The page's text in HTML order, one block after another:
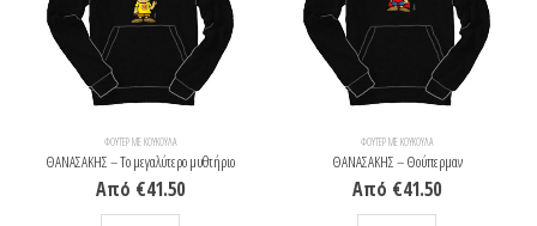
ΦΟΎΤΕΡ ΜΕ ΚΟΥΚΟΎΛΑ
ΘΑΝΑΣΑΚΗΣ – Το μεγαλύτερο μυθτήριο
Από €41.50
Αυτό το προϊόν έχει πολλαπλές παραλλαγές. Οι επιλογές μπορούν να επιλεγούν στη σελίδα του προϊόντος
ΦΟΎΤΕΡ ΜΕ ΚΟΥΚΟΎΛΑ
ΘΑΝΑΣΑΚΗΣ – Θούπερμαν
Από €41.50
Αυτό το προϊόν έχει πολλαπλές παραλλαγές. Οι επιλογές μπορούν να επιλεγούν στη σελίδα του προϊόντος